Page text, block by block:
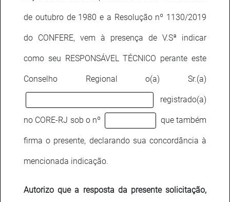
de outubro de 1980 e a Resolução nº 1130/2019
do CONFERE, vem à presença de V.Sª indicar
como seu RESPONSÁVEL TÉCNICO perante este
Conselho Regional o(a) Sr.(a)
registrado(a)
no CORE-RJ sob o nº que também
firma o presente, declarando sua concordância à
mencionada indicação.
Autorizo que a resposta da presente solicitação,